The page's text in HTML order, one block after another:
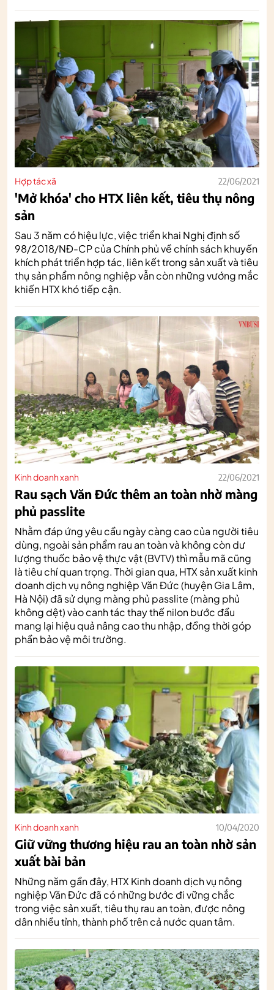
Hợp tác xã 22/06/2021
'Mở khóa' cho HTX liên kết, tiêu thụ nông
sản
Sau 3 năm có hiệu lực, việc triển khai Nghị định số
98/2018/NĐ-CP của Chính phủ về chính sách khuyến
khích phát triển hợp tác, liên kết trong sản xuất và tiêu
thụ sản phẩm nông nghiệp vẫn còn những vướng mắc
khiến HTX khó tiếp cận.
Kinh doanh xanh 22/06/2021
Rau sạch Văn Đức thêm an toàn nhờ màng
phủ passlite
Nhằm đáp ứng yêu cầu ngày càng cao của người tiêu
dùng, ngoài sản phẩm rau an toàn và không còn dư
lượng thuốc bảo vệ thực vật (BVTV) thì mẫu mã cũng
là tiêu chí quan trọng. Thời gian qua, HTX sản xuất kinh
doanh dịch vụ nông nghiệp Văn Đức (huyện Gia Lâm,
Hà Nội) đã sử dụng màng phủ passlite (màng phủ
không dệt) vào canh tác thay thế nilon bước đầu
mang lại hiệu quả nâng cao thu nhập, đồng thời góp
phần bảo vệ môi trường.
Kinh doanh xanh 10/04/2020
Giữ vững thương hiệu rau an toàn nhờ sản
xuất bài bản
Những năm gần đây, HTX Kinh doanh dịch vụ nông
nghiệp Văn Đức đã có những bước đi vững chắc
trong việc sản xuất, tiêu thụ rau an toàn, được nông
dân nhiều tỉnh, thành phố trên cả nước quan tâm.